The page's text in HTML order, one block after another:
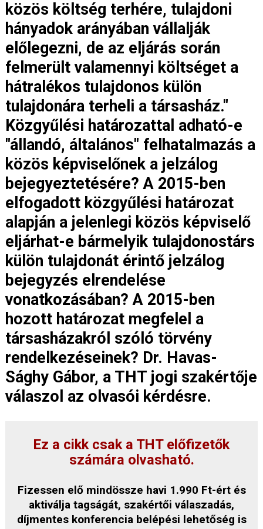
közös költség terhére, tulajdoni
hányadok arányában vállalják
előlegezni, de az eljárás során
felmerült valamennyi költséget a
hátralékos tulajdonos külön
tulajdonára terheli a társasház."
Közgyűlési határozattal adható-e
"állandó, általános" felhatalmazás a
közös képviselőnek a jelzálog
bejegyeztetésére? A 2015-ben
elfogadott közgyűlési határozat
alapján a jelenlegi közös képviselő
eljárhat-e bármelyik tulajdonostárs
külön tulajdonát érintő jelzálog
bejegyzés elrendelése
vonatkozásában? A 2015-ben
hozott határozat megfelel a
társasházakról szóló törvény
rendelkezéseinek? Dr. Havas-
Sághy Gábor, a THT jogi szakértője
válaszol az olvasói kérdésre.
Ez a cikk csak a THT előfizetők
számára olvasható.
Fizessen elő mindössze havi 1.990 Ft-ért és
aktiválja tagságát, szakértői válaszadás,
díjmentes konferencia belépési lehetőség is